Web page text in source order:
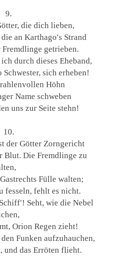
9.
die dich lieben,
an Karthago′s Strand
getrieben.
durch dieses Eheband,
sich erheben!
Höhn
Name schweben
uns zur Seite stehn!
10.
der Götter Zorngericht
Blut. Die Fremdlinge zu
Fülle walten;
fesseln, fehlt es nicht.
Seht, wie die Nebel
Orion Regen zieht!
Funken aufzuhauchen,
und das Erröten flieht.